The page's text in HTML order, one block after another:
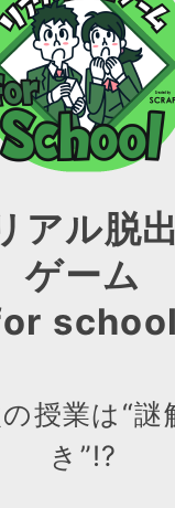
アル脱
ゲーム
授業は“謎
き”!?